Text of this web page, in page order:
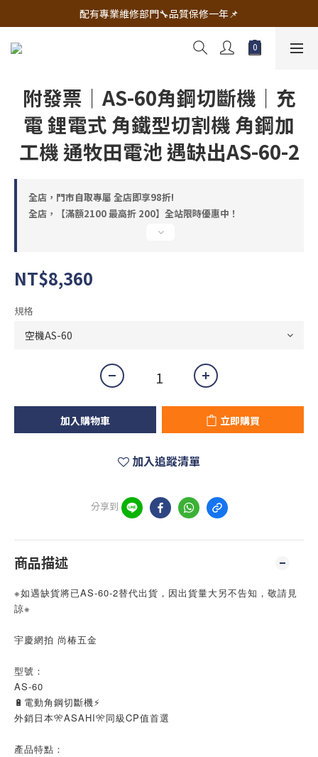
🔧電動工具&五金唯一首選 宇慶五金網拍🔧
配有專業維修部門🔧品質保修一年📌
🔧電動工具&五金唯一首選 宇慶五金網拍🔧
附發票｜AS-60角鋼切斷機｜充
電 鋰電式 角鐵型切割機 角鋼加
工機 通牧田電池 遇缺出AS-60-2
全店，門市自取專屬 全店即享98折!
全店，【滿額2100 最高折 200】全站限時優惠中！
NT$8,360
規格
加入購物車 立即購買
加入追蹤清單
分享到
商品描述
※如遇缺貨將已AS-60-2替代出貨，因出貨量大另不告知，敬請見
諒※
宇慶網拍 尚椿五金
型號：
AS-60
🔋電動角鋼切斷機⚡
外銷日本🎌ASAHI🎌同級CP值首選
產品特點：